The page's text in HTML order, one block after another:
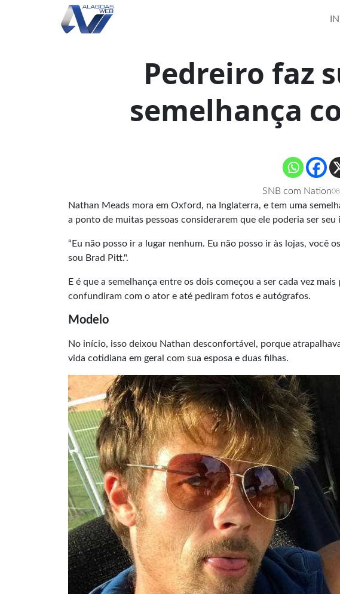
Pedreiro faz
semelhança
SNB com Nation
Nathan Meads mora em Oxford, na Inglaterra, e tem uma
a ponto de muitas pessoas considerarem que ele poderia ser seu
“Eu não posso ir a lugar nenhum. Eu não posso ir às lojas, você
sou Brad Pitt.".
E é que a semelhança entre os dois começou a ser cada vez
confundiram com o ator e até pediram fotos e autógrafos.
Modelo
No início, isso deixou Nathan desconfortável, porque
vida cotidiana em geral com sua esposa e duas filhas.